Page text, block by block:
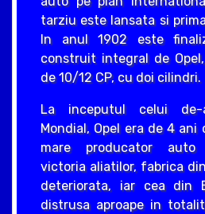
tarziu este lansata si
In anul 1902 este
construit integral de
de 10/12 CP, cu doi cilindri.
La inceputul celui de-
Mondial, Opel era de 4
mare producator auto
victoria aliatilor, fabrica
deteriorata, iar cea din
distrusa aproape in